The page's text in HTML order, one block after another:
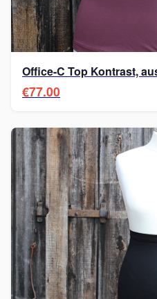
Office-C Top Kontrast,
€77.00